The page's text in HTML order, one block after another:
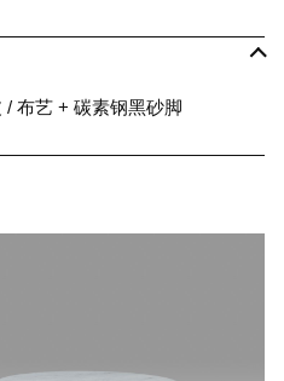
布艺 + 碳素钢黑砂脚